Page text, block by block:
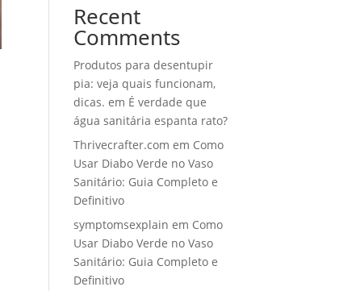
Recent
Comments
Produtos para desentupir
pia: veja quais funcionam,
dicas. em É verdade que
água sanitária espanta rato?
Thrivecrafter.com em Como
Usar Diabo Verde no Vaso
Sanitário: Guia Completo e
Definitivo
symptomsexplain em Como
Usar Diabo Verde no Vaso
Sanitário: Guia Completo e
Definitivo